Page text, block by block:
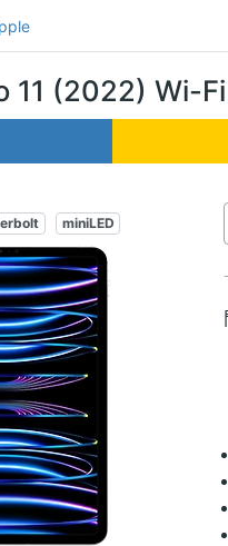
11 (2022) Wi-
miniLED